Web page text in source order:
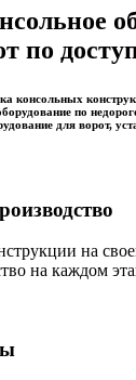
по
консольных
по
для ворот,
на
на каждом